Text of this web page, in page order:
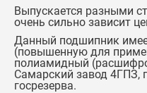
Выпускается разными
очень сильно зависит
Данный подшипник
(повышенную для
полиамидный
Самарский завод 4ГПЗ,
госрезерва.